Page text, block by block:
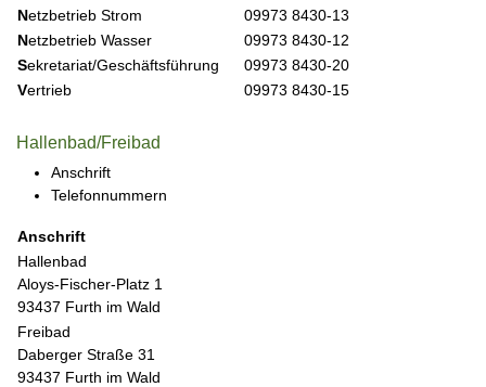
Netzbetrieb Strom
09973 8430-13
Netzbetrieb Wasser
09973 8430-12
Sekretariat/Geschäftsführung
09973 8430-20
Vertrieb 09973 8430-15
Hallenbad/Freibad
Anschrift
Telefonnummern
Anschrift
Hallenbad
Aloys-Fischer-Platz 1
93437 Furth im Wald
Freibad
Daberger Straße 31
93437 Furth im Wald